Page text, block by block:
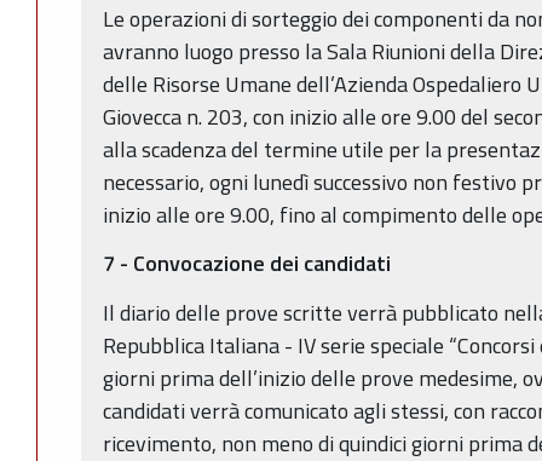
Le operazioni di sorteggio dei componenti da
avranno luogo presso la Sala Riunioni della
delle Risorse Umane dell’Azienda Ospedaliero
Giovecca n. 203, con inizio alle ore 9.00 del
alla scadenza del termine utile per la
necessario, ogni lunedì successivo non festivo
inizio alle ore 9.00, fino al compimento delle
7 - Convocazione dei candidati
Il diario delle prove scritte verrà pubblicato
Repubblica Italiana - IV serie speciale
giorni prima dell’inizio delle prove medesime,
candidati verrà comunicato agli stessi, con
ricevimento, non meno di quindici giorni prima